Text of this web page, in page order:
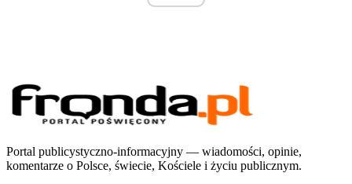
Portal publicystyczno-informacyjny — wiadomości, opinie,
komentarze o Polsce, świecie, Kościele i życiu publicznym.